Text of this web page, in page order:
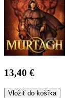
13,40 €
Vložiť do košíka